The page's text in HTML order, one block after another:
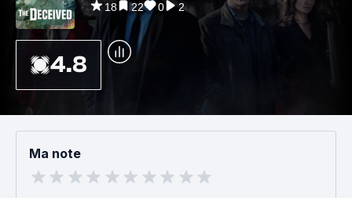
18 22 0 2
4.8
Ma note